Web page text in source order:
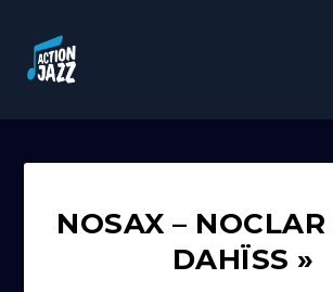
NOSAX – NOCLAR
DAHÏSS »